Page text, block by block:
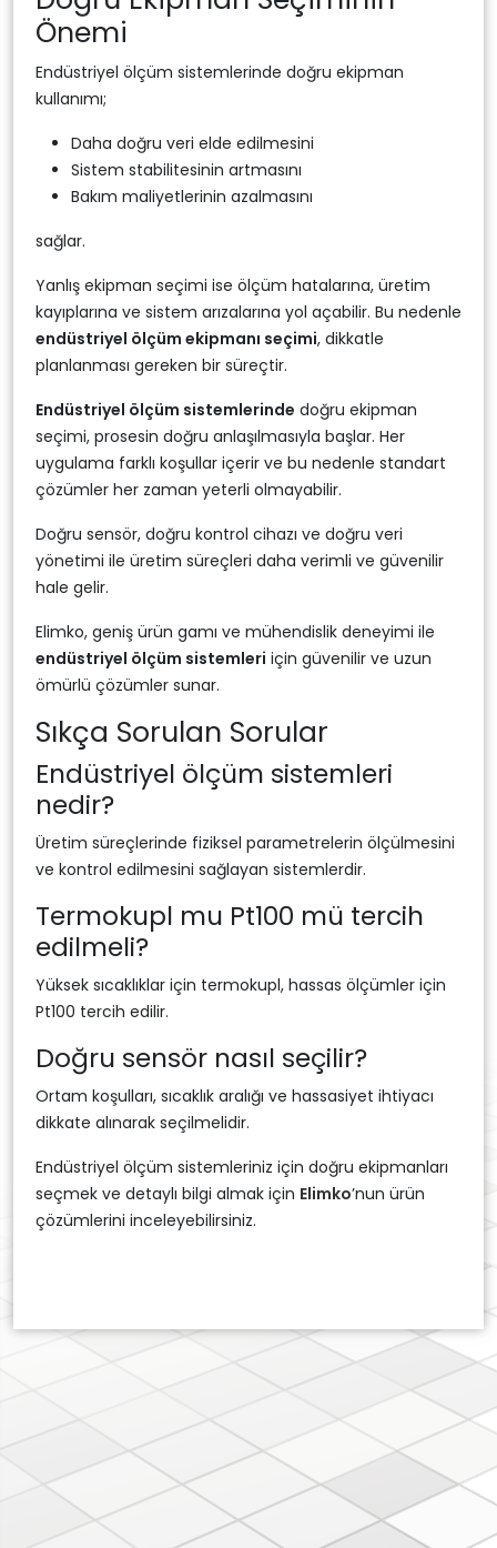
Önemi
Endüstriyel ölçüm sistemlerinde doğru ekipman
kullanımı;
Daha doğru veri elde edilmesini
Sistem stabilitesinin artmasını
Bakım maliyetlerinin azalmasını
sağlar.
Yanlış ekipman seçimi ise ölçüm hatalarına, üretim
kayıplarına ve sistem arızalarına yol açabilir. Bu nedenle
endüstriyel ölçüm ekipmanı seçimi, dikkatle
planlanması gereken bir süreçtir.
Endüstriyel ölçüm sistemlerinde doğru ekipman
seçimi, prosesin doğru anlaşılmasıyla başlar. Her
uygulama farklı koşullar içerir ve bu nedenle standart
çözümler her zaman yeterli olmayabilir.
Doğru sensör, doğru kontrol cihazı ve doğru veri
yönetimi ile üretim süreçleri daha verimli ve güvenilir
hale gelir.
Elimko, geniş ürün gamı ve mühendislik deneyimi ile
endüstriyel ölçüm sistemleri için güvenilir ve uzun
ömürlü çözümler sunar.
Sıkça Sorulan Sorular
Endüstriyel ölçüm sistemleri
nedir?
Üretim süreçlerinde fiziksel parametrelerin ölçülmesini
ve kontrol edilmesini sağlayan sistemlerdir.
Termokupl mu Pt100 mü tercih
edilmeli?
Yüksek sıcaklıklar için termokupl, hassas ölçümler için
Pt100 tercih edilir.
Doğru sensör nasıl seçilir?
Ortam koşulları, sıcaklık aralığı ve hassasiyet ihtiyacı
dikkate alınarak seçilmelidir.
Endüstriyel ölçüm sistemleriniz için doğru ekipmanları
seçmek ve detaylı bilgi almak için Elimko’nun ürün
çözümlerini inceleyebilirsiniz.